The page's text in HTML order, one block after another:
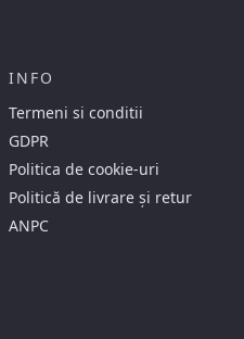
INFO
Termeni si conditii
GDPR
Politica de cookie-uri
Politică de livrare și retur
ANPC